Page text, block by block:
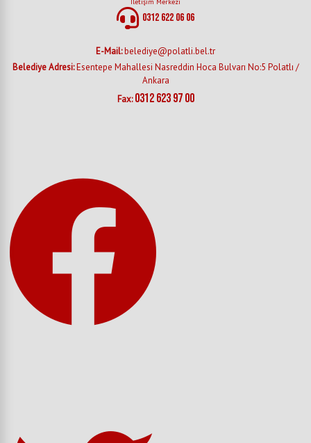
0312 622 06 06
E-Mail:belediye@polatli.bel.tr
Belediye Adresi:Esentepe Mahallesi Nasreddin Hoca Bulvarı No:5 Polatlı /
Ankara
Fax:0312 623 97 00